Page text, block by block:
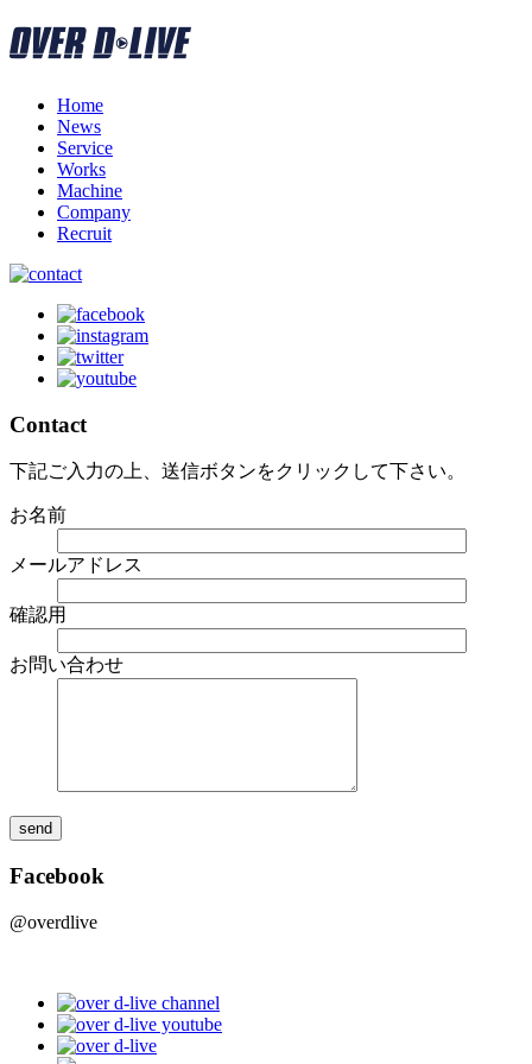
Home
News
Service
Works
Machine
Company
Recruit
Contact
下記ご入力の上、送信ボタンをクリックして下さい。
お名前
メールアドレス
確認用
お問い合わせ
Facebook
@overdlive